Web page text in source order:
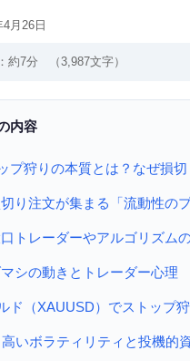
月26日
約7分 （3,987文字）
内容
プ狩りの本質とは？なぜ損
り注文が集まる「流動性のプ
トレーダーやアルゴリズム
マシの動きとトレーダー心理
ド（XAUUSD）でストップ
高いボラティリティと投機的